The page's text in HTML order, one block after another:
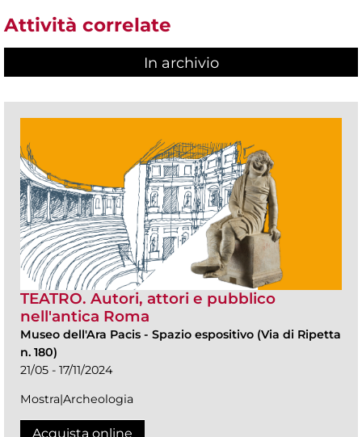
Attività correlate
In archivio
TEATRO. Autori, attori e pubblico
nell'antica Roma
Museo dell'Ara Pacis - Spazio espositivo (Via di Ripetta
n. 180)
21/05 - 17/11/2024
Mostra|Archeologia
Acquista online